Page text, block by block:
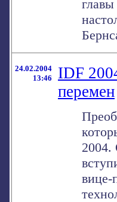
24.02.2004
13:46
IDF
перемен
2004.
вице-